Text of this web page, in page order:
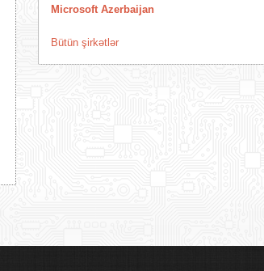
Microsoft Azerbaijan
Bütün şirkətlər